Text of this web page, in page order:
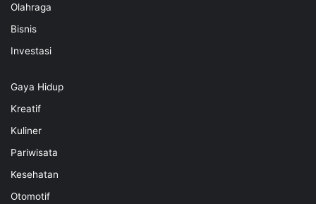
Olahraga
Bisnis
Investasi
Gaya Hidup
Kreatif
Kuliner
Pariwisata
Kesehatan
Otomotif